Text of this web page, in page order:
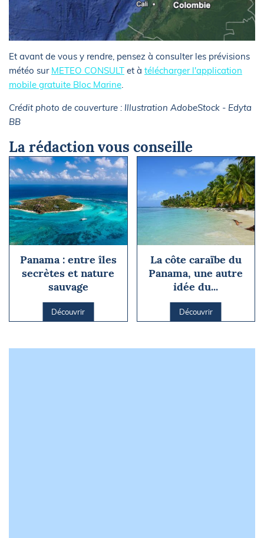
Et avant de vous y rendre, pensez à consulter les prévisions
météo sur METEO CONSULT et à télécharger l'application
mobile gratuite Bloc Marine.
Crédit photo de couverture : Illustration AdobeStock - Edyta
BB
La rédaction vous conseille
Panama : entre îles
secrètes et nature
sauvage
Découvrir
La côte caraïbe du
Panama, une autre
idée du...
Découvrir